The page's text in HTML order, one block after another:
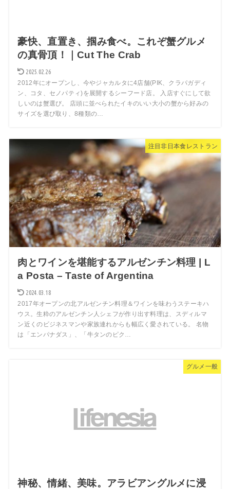
豪快、直置き、掴み食べ。これぞ蟹グルメ
の真骨頂！｜Cut The Crab
2025.02.26
2012年にオープンし、今やジャカルタに4店舗(PIK、クラパガディ
ン、コタ、セノパティ)を展開するシーフード店。 入店すぐにして欲
しいのは蟹選び。 店頭に並べられたイキのいい大小の蟹から好みの
サイズを選び取り、8種類の…
注目非日本食レストラン
肉とワインを堪能するアルゼンチン料理 | L
a Posta – Taste of Argentina
2024.03.18
2017年オープンの北アルゼンチン料理＆ワインを味わうステーキハ
ウス。生粋のアルゼンチン人シェフが作り出す料理は、スディルマ
ン近くのビジネスマンや家族連れからも幅広く愛されている。 名物
は「エンパナダス」、「牛タンのピク…
グルメ一般
神秘、情緒、美味。アラビアングルメに浸